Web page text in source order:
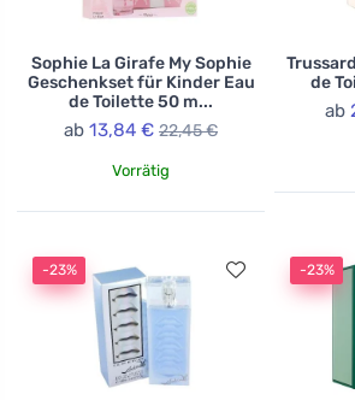
Sophie La Girafe My Sophie
Geschenkset für Kinder Eau
de Toilette 50 m...
ab 13,84 € 22,45 €
Vorrätig
de
ab
-23% -23%